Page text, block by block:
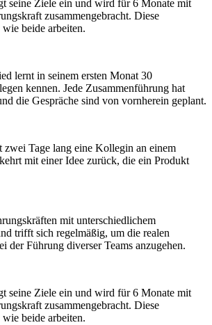
seine Ziele ein und wird für 6 Monate mit
zusammengebracht. Diese
beide arbeiten.
lernt in seinem ersten Monat 30
kennen. Jede Zusammenführung hat
die Gespräche sind von vornherein geplant.
zwei Tage lang eine Kollegin an einem
mit einer Idee zurück, die ein Produkt
mit unterschiedlichem
trifft sich regelmäßig, um die realen
der Führung diverser Teams anzugehen.
seine Ziele ein und wird für 6 Monate mit
zusammengebracht. Diese
beide arbeiten.